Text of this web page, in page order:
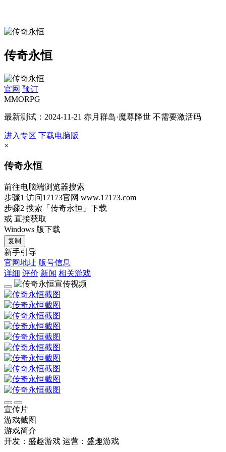
传奇永恒
官网 预订
MMORPG
最新测试：2024-11-21 赤月群岛·魔尊降世 不需要激活码
进入专区 下载电脑版
×
传奇永恒
前往电脑端浏览器搜索
步骤1 访问17173官网 www.17173.com
步骤2 搜索 「传奇永恒」 下载
或 直接获取
Windows 版下载
复制
新手引导
官网地址 版号信息
详细 评价 新闻 相关游戏
宣传片
游戏截图
游戏简介
开发：盛趣游戏 运营：盛趣游戏